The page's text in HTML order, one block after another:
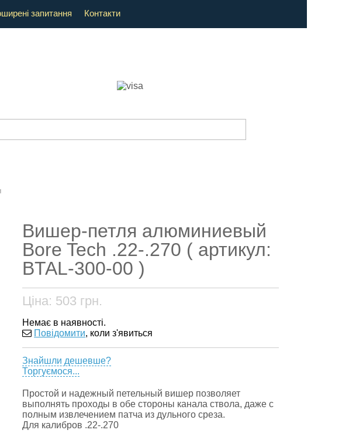
запитання Контакти
Вишер-петля алюминиевый
Bore Tech .22-.270 ( артикул:
BTAL-300-00 )
Ціна: 503 грн.
Немає в наявності.
Повідомити, коли з'явиться
Знайшли дешевше?
Торгуємося...
Простой и надежный петельный вишер позволяет
выполнять проходы в обе стороны канала ствола, даже с
полным извлечением патча из дульного среза.
Для калибров .22-.270